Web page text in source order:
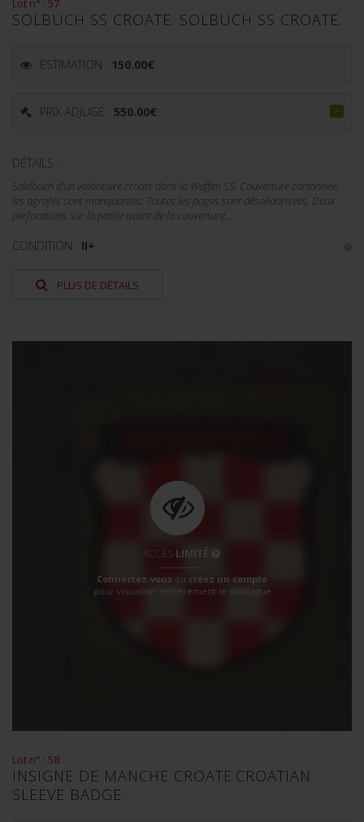
Lot n° : 57
SOLBUCH SS CROATE. SOLBUCH SS CROATE.
ESTIMATION : 150.00€
PRIX ADJUGÉ : 550.00€
DÉTAILS :
Soldbuch d'un volontaire croate dans la Waffen SS. Couverture cartonnée,
les agrafes sont manquantes. Toutes les pages sont désolidarisées. Deux
perforations sur la partie avant de la couverture,...
CONDITION : II+
PLUS DE DÉTAILS
ACCÈS LIMITÉ
Connectez-vous ou créez un compte
pour visualiser entièrement le catalogue
Lot n° : 58
INSIGNE DE MANCHE CROATE.CROATIAN
SLEEVE BADGE.